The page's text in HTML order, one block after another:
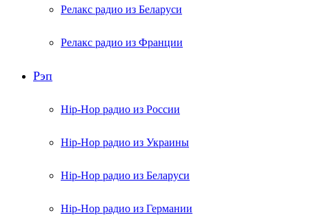
Релакс радио из Беларуси
Релакс радио из Франции
Рэп
Hip-Hop радио из России
Hip-Hop радио из Украины
Hip-Hop радио из Беларуси
Hip-Hop радио из Германии